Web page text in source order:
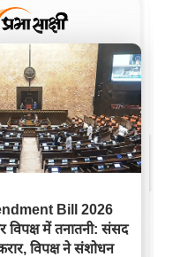
Bill 2026
विपक्ष में तनातनी: संसद
विपक्ष ने संशोधन